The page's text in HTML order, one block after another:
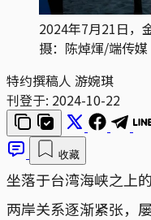
2024年7月21日，
摄：陈焯煇/端传媒
特约撰稿人 游婉琪
刊登于: 2024-10-22
收藏
坐落于台湾海峡之上
两岸关系逐渐紧张，